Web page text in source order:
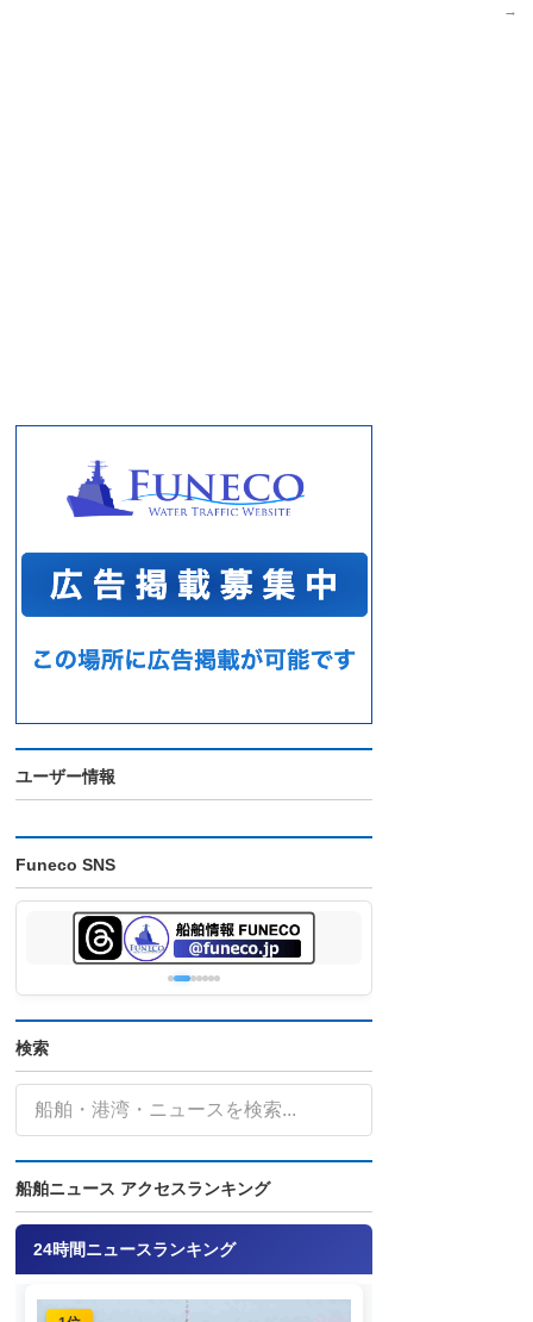
→
ユーザー情報
Funeco SNS
検索
船舶ニュース アクセスランキング
24時間ニュースランキング